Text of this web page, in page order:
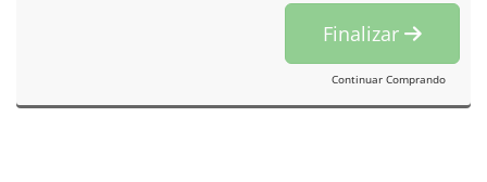
Finalizar
Continuar Comprando